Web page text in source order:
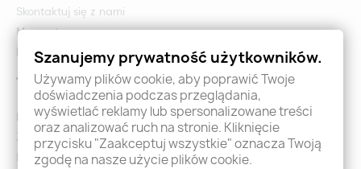
Skontaktuj się z nami
Mapa strony
Formularz zwrotu i reklamacji
Twoje konto
Logowanie
Załóż konto - Rejestracja
Moje zamówienia
Szanujemy prywatność użytkowników.
Używamy plików cookie, aby poprawić Twoje
doświadczenia podczas przeglądania,
wyświetlać reklamy lub spersonalizowane treści
oraz analizować ruch na stronie. Kliknięcie
przycisku "Zaakceptuj wszystkie" oznacza Twoją
zgodę na nasze użycie plików cookie.